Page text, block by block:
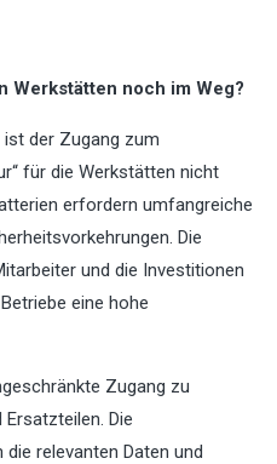
Werkstätten noch im Weg?
der Zugang zum
für die Werkstätten nicht
erfordern umfangreiche
Die
und die Investitionen
eine hohe
Zugang zu
Die
relevanten Daten und